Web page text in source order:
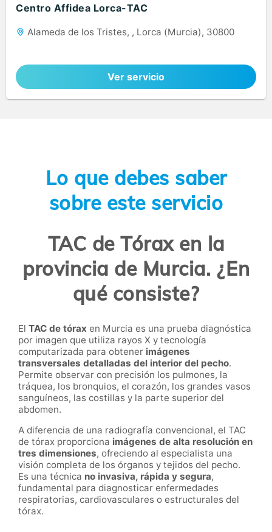
Centro Affidea Lorca-TAC
Alameda de los Tristes, , Lorca (Murcia), 30800
Ver servicio
Lo que debes saber
sobre este servicio
TAC de Tórax en la
provincia de Murcia. ¿En
qué consiste?
El TAC de tórax en Murcia es una prueba diagnóstica
por imagen que utiliza rayos X y tecnología
computarizada para obtener imágenes
transversales detalladas del interior del pecho.
Permite observar con precisión los pulmones, la
tráquea, los bronquios, el corazón, los grandes vasos
sanguíneos, las costillas y la parte superior del
abdomen.
A diferencia de una radiografía convencional, el TAC
de tórax proporciona imágenes de alta resolución en
tres dimensiones, ofreciendo al especialista una
visión completa de los órganos y tejidos del pecho.
Es una técnica no invasiva, rápida y segura,
fundamental para diagnosticar enfermedades
respiratorias, cardiovasculares o estructurales del
tórax.